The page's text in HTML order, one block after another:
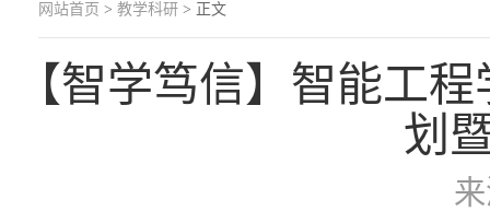
网站首页 > 教学科研 > 正文
【智学笃信】智能工
划